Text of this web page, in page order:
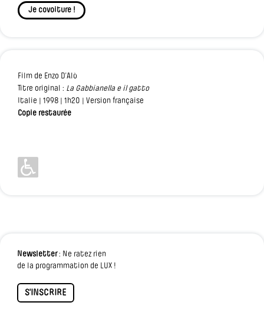
Je covoiture !
Film de Enzo D’Alò
Titre original : La Gabbianella e il gatto
Italie | 1998 | 1h20 | Version française
Copie restaurée
Newsletter: Ne ratez rien
de la programmation de LUX !
S'INSCRIRE